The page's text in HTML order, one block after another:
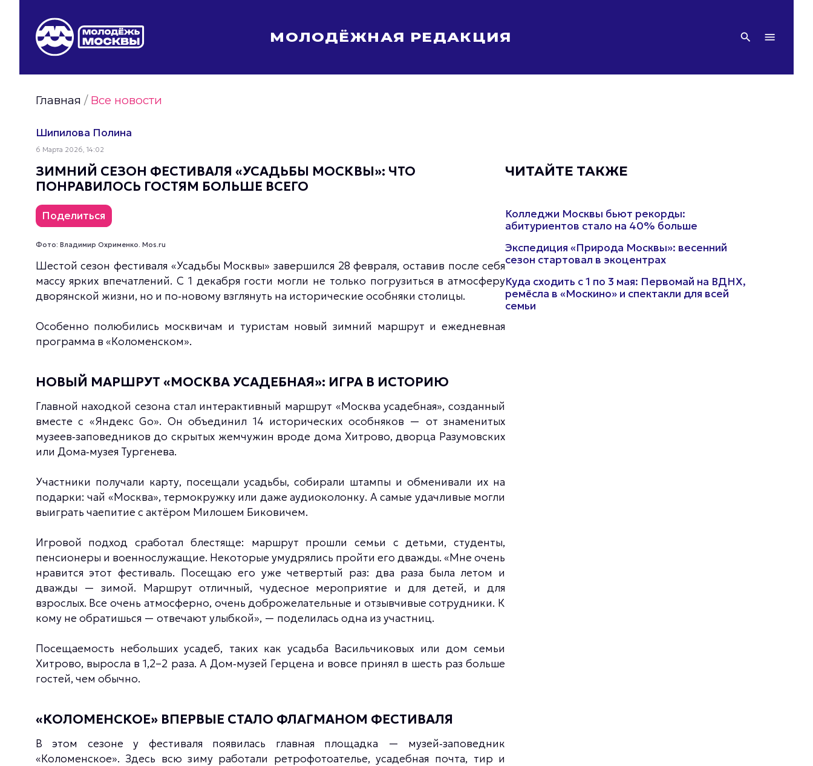
МОЛОДЁЖНАЯ РЕДАКЦИЯ
Видео Молодёжи Москвы
Молодёжь Москвы зелёная
Фото Молодёжи Москвы
Статьи Молодёжи Москвы
Молодёжь Москвы культурная
Молодёжь Москвы спортивная
Главная /Все новости
Шипилова Полина
6 Марта 2026, 14:02
ЗИМНИЙ СЕЗОН ФЕСТИВАЛЯ «УСАДЬБЫ МОСКВЫ»: ЧТО
ПОНРАВИЛОСЬ ГОСТЯМ БОЛЬШЕ ВСЕГО
Поделиться
Фото: Владимир Охрименко. Mos.ru
Шестой сезон фестиваля «Усадьбы Москвы» завершился 28 февраля, оставив после себя
массу ярких впечатлений. С 1 декабря гости могли не только погрузиться в атмосферу
дворянской жизни, но и по‑новому взглянуть на исторические особняки столицы.
Особенно полюбились москвичам и туристам новый зимний маршрут и ежедневная
программа в «Коломенском».
НОВЫЙ МАРШРУТ «МОСКВА УСАДЕБНАЯ»: ИГРА В ИСТОРИЮ
Главной находкой сезона стал интерактивный маршрут «Москва усадебная», созданный
вместе с «Яндекс Go». Он объединил 14 исторических особняков — от знаменитых
музеев‑заповедников до скрытых жемчужин вроде дома Хитрово, дворца Разумовских
или Дома‑музея Тургенева.
Участники получали карту, посещали усадьбы, собирали штампы и обменивали их на
подарки: чай «Москва», термокружку или даже аудиоколонку. А самые удачливые могли
выиграть чаепитие с актёром Милошем Биковичем.
Игровой подход сработал блестяще: маршрут прошли семьи с детьми, студенты,
пенсионеры и военнослужащие. Некоторые умудрялись пройти его дважды. «Мне очень
нравится этот фестиваль. Посещаю его уже четвертый раз: два раза была летом и
дважды — зимой. Маршрут отличный, чудесное мероприятие и для детей, и для
взрослых. Все очень атмосферно, очень доброжелательные и отзывчивые сотрудники. К
кому не обратишься — отвечают улыбкой», — поделилась одна из участниц.
Посещаемость небольших усадеб, таких как усадьба Васильчиковых или дом семьи
Хитрово, выросла в 1,2–2 раза. А Дом‑музей Герцена и вовсе принял в шесть раз больше
гостей, чем обычно.
«КОЛОМЕНСКОЕ» ВПЕРВЫЕ СТАЛО ФЛАГМАНОМ ФЕСТИВАЛЯ
В этом сезоне у фестиваля появилась главная площадка — музей‑заповедник
«Коломенское». Здесь всю зиму работали ретрофотоателье, усадебная почта, тир и
ЧИТАЙТЕ ТАКЖЕ
Колледжи Москвы бьют рекорды:
абитуриентов стало на 40% больше
Экспедиция «Природа Москвы»: весенний
сезон стартовал в экоцентрах
Куда сходить с 1 по 3 мая: Первомай на ВДНХ,
ремёсла в «Москино» и спектакли для всей
семьи